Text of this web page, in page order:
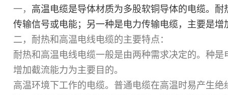
一， 高温电缆是导体材质为多股软铜导体的电缆。
传输信号或电能；另一种是电力传输电缆，主要是
二，耐热和高温电线电缆的主要特点：
耐热和高温电线电缆一般是由两种需求决定的。种
增加截流能力为主要目的。
高温环境下工作的电缆。普通电缆在高温时易产生